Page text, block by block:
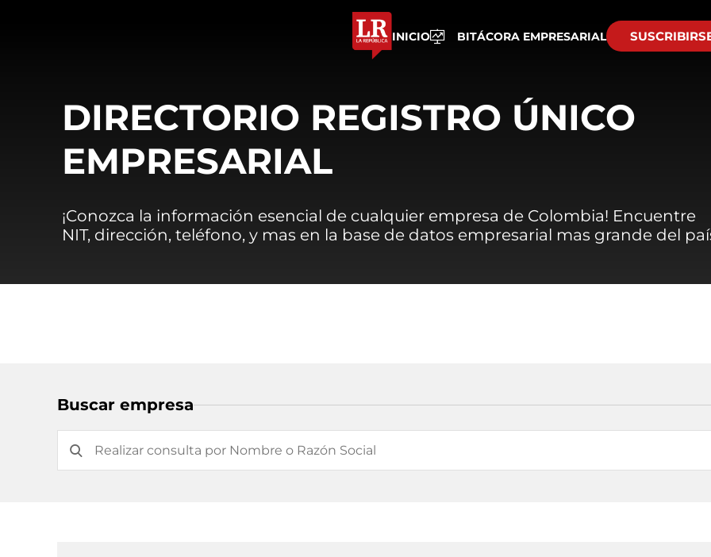
INICIO BITÁCORA EMPRESARIAL
DIRECTORIO REGISTRO ÚNICO
EMPRESARIAL
¡Conozca la información esencial de cualquier empresa de Colombia! Encuentre
NIT, dirección, teléfono, y mas en la base de datos empresarial mas grande del
Buscar empresa